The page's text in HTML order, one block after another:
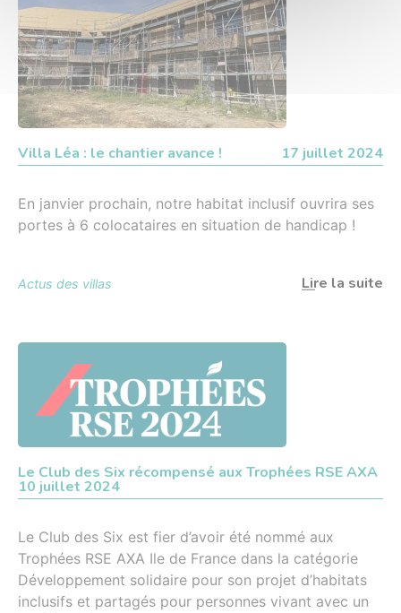
Villa Léa : le chantier avance ! 17 juillet 2024
En janvier prochain, notre habitat inclusif ouvrira ses
portes à 6 colocataires en situation de handicap !
Actus des villas Lire la suite
Le Club des Six récompensé aux Trophées RSE AXA
10 juillet 2024
Le Club des Six est fier d’avoir été nommé aux
Trophées RSE AXA Ile de France dans la catégorie
Développement solidaire pour son projet d’habitats
inclusifs et partagés pour personnes vivant avec un